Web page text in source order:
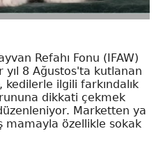
Refahı Fonu (IFAW)
yıl 8 Ağustos'ta kutlanan
kedilerle ilgili farkındalık
dikkati çekmek
Marketten ya
mamayla özellikle sokak